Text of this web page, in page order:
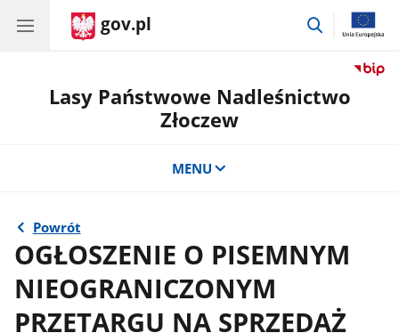
gov.pl
przejdź
Lasy Państwowe Nadleśnictwo
Złoczew
MENU
Powrót
OGŁOSZENIE O PISEMNYM
NIEOGRANICZONYM
PRZETARGU NA SPRZEDAŻ